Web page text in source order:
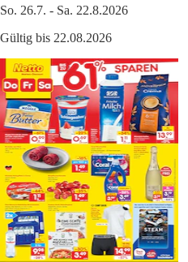
So. 26.7. - Sa. 22.8.2026
Gültig bis 22.08.2026